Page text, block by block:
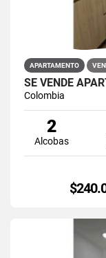
APARTAMENTO
Colombia
2
Alcobas